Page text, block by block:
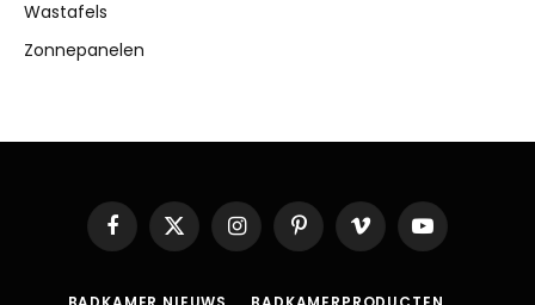
Wastafels
Zonnepanelen
Facebook
X
(Twitter)
InstagramPinterestVimeo YouTube